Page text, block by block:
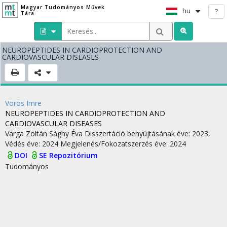
Magyar Tudományos Művek
Tára
hu ?
NEUROPEPTIDES IN CARDIOPROTECTION AND
CARDIOVASCULAR DISEASES
Vörös Imre
NEUROPEPTIDES IN CARDIOPROTECTION AND
CARDIOVASCULAR DISEASES
Varga Zoltán Sághy Éva Disszertáció benyújtásának éve: 2023,
Védés éve: 2024 Megjelenés/Fokozatszerzés éve: 2024
DOI
SE Repozitórium
Tudományos